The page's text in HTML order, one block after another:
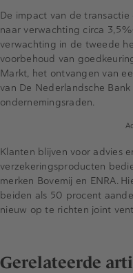
De impact van de transactie
naar verwachting circa
verwachting in de tweede
voorbehoud van
Markt, het ontvangen van
van De Nederlandsche
ondernemingsraden.
Klanten blijven voor advies
verzekeringsproducten
merken Bovemij en ENRA.
beiden als 50 procent
nieuw op te richten joint
Gerelateerde